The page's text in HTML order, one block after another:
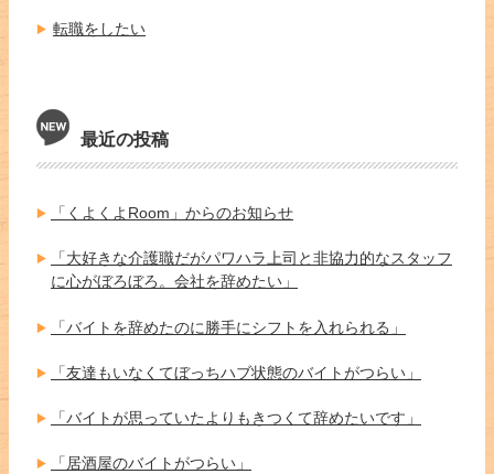
転職をしたい
最近の投稿
「くよくよRoom」からのお知らせ
「大好きな介護職だがパワハラ上司と非協力的なスタッフ
に心がぼろぼろ。会社を辞めたい」
「バイトを辞めたのに勝手にシフトを入れられる」
「友達もいなくてぼっちハブ状態のバイトがつらい」
「バイトが思っていたよりもきつくて辞めたいです」
「居酒屋のバイトがつらい」